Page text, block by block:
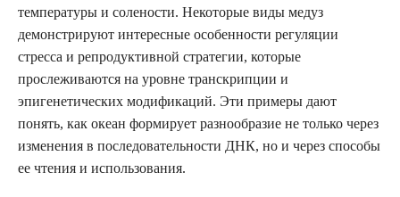
температуры и солености. Некоторые виды медуз
демонстрируют интересные особенности регуляции
стресса и репродуктивной стратегии, которые
прослеживаются на уровне транскрипции и
эпигенетических модификаций. Эти примеры дают
понять, как океан формирует разнообразие не только через
изменения в последовательности ДНК, но и через способы
ее чтения и использования.